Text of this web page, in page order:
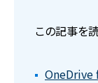
この記事を
OneDrive